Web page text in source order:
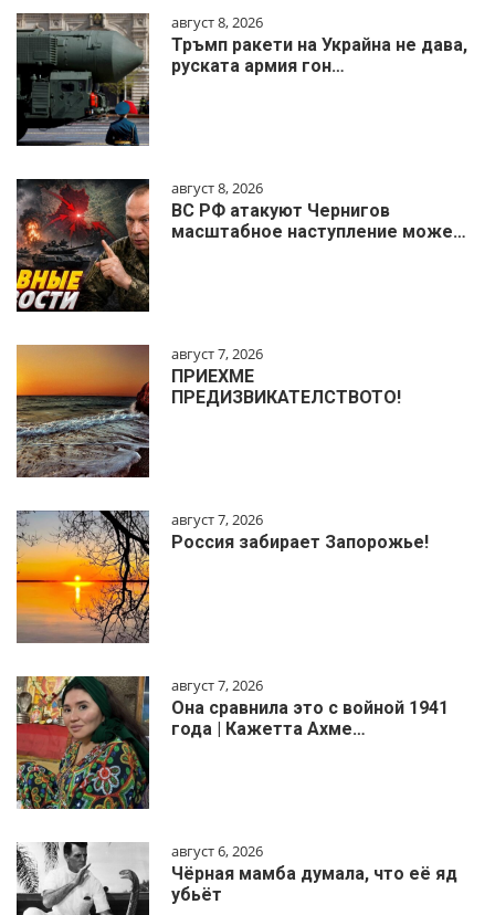
август 8, 2026
Тръмп ракети на Украйна не дава,
руската армия гон…
август 8, 2026
ВС РФ атакуют Чернигов
масштабное наступление може…
август 7, 2026
ПРИЕХМЕ
ПРЕДИЗВИКАТЕЛСТВОТО!
август 7, 2026
Россия забирает Запорожье!
август 7, 2026
Она сравнила это с войной 1941
года | Кажетта Ахме…
август 6, 2026
Чёрная мамба думала, что её яд
убьёт